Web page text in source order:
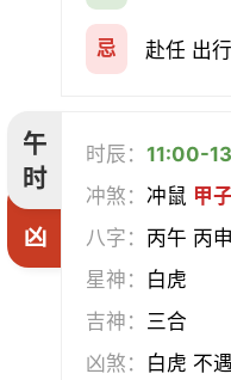
忌 赴任 出
午
时
凶
时辰：11:00-
冲煞：冲鼠 甲
八字： 丙午 丙
星神： 白虎
吉神： 三合
凶煞： 白虎 不